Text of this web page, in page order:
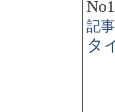
記
タ